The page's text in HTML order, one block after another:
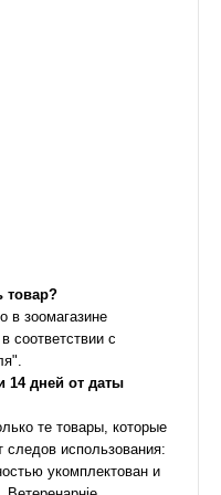
товар?
в зоомагазине
соответствии с
14 дней от даты
те товары, которые
использования:
укомплектован и